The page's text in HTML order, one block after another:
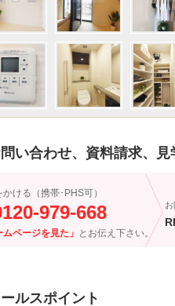
い合わせ、資料請求、
かける（携帯･PHS可）
979-668
ムページを見た」 とお伝え下さい。
ルスポイント